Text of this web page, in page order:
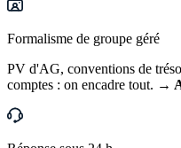
Formalisme de groupe géré
PV d'AG, conventions de
comptes : on encadre tout. →